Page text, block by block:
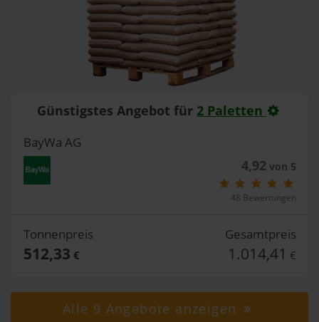
Günstigstes Angebot für 2 Paletten
BayWa AG
4,92von 5
48 Bewertungen
Tonnenpreis
512,33 €
Gesamtpreis
1.014,41 €
Alle 9 Angebote anzeigen